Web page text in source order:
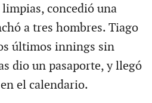
concedió una
a tres hombres. Tiago
últimos innings sin
dio un pasaporte, y llegó
el calendario.